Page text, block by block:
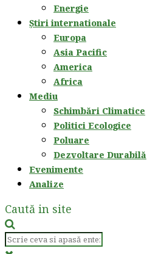
Energie
Știri internationale
Europa
Asia Pacific
America
Africa
Mediu
Schimbări Climatice
Politici Ecologice
Poluare
Dezvoltare Durabilă
Evenimente
Analize
Caută in site